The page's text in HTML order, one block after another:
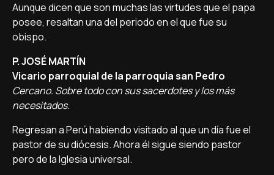
Aunque dicen que son muchas las virtudes que el papa
posee, resaltan una del periodo en el que fue su
obispo.
P. JOSÉ MARTÍN
Vicario parroquial de la parroquia san Pedro
Cercano. Sobre todo con sus sacerdotes y los más
necesitados.
Regresan a Perú habiendo visitado al que un día fue el
pastor de su diócesis. Ahora él sigue siendo pastor
pero de la Iglesia universal.